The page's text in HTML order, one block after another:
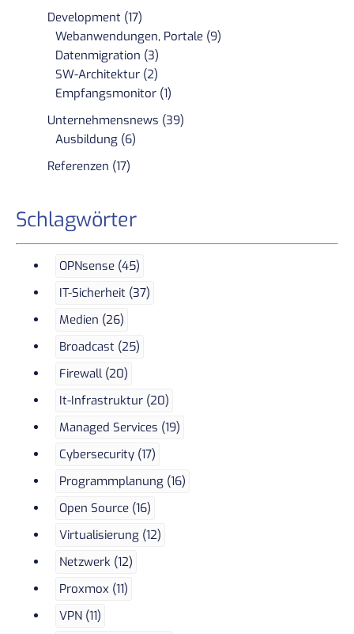
Development (17)
Webanwendungen, Portale (9)
Datenmigration (3)
SW-Architektur (2)
Empfangsmonitor (1)
Unternehmensnews (39)
Ausbildung (6)
Referenzen (17)
Schlagwörter
OPNsense (45)
IT-Sicherheit (37)
Medien (26)
Broadcast (25)
Firewall (20)
It-Infrastruktur (20)
Managed Services (19)
Cybersecurity (17)
Programmplanung (16)
Open Source (16)
Virtualisierung (12)
Netzwerk (12)
Proxmox (11)
VPN (11)